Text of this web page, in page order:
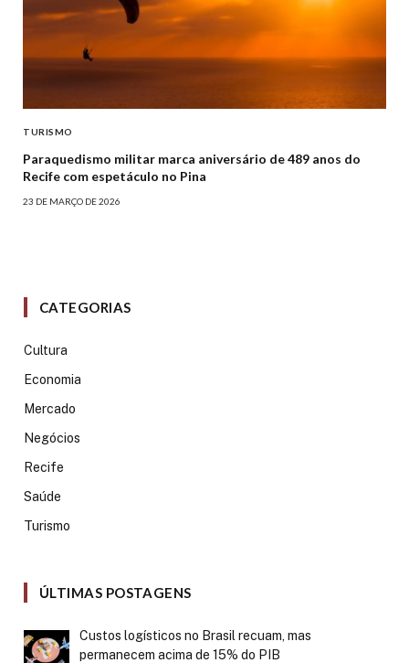
TURISMO
Paraquedismo militar marca aniversário de 489 anos do
Recife com espetáculo no Pina
23 DE MARÇO DE 2026
CATEGORIAS
Cultura
Economia
Mercado
Negócios
Recife
Saúde
Turismo
ÚLTIMAS POSTAGENS
Custos logísticos no Brasil recuam, mas
permanecem acima de 15% do PIB